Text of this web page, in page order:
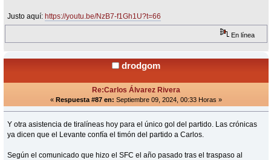
Justo aquí:https://youtu.be/NzB7-f1Gh1U?t=66
En línea
drodgom
Re:Carlos Álvarez Rivera
« Respuesta #87 en: Septiembre 09, 2024, 00:33 Horas »
Y otra asistencia de tiralíneas hoy para el único gol del partido. Las crónicas
ya dicen que el Levante confía el timón del partido a Carlos.
Según el comunicado que hizo el SFC el año pasado tras el traspaso al